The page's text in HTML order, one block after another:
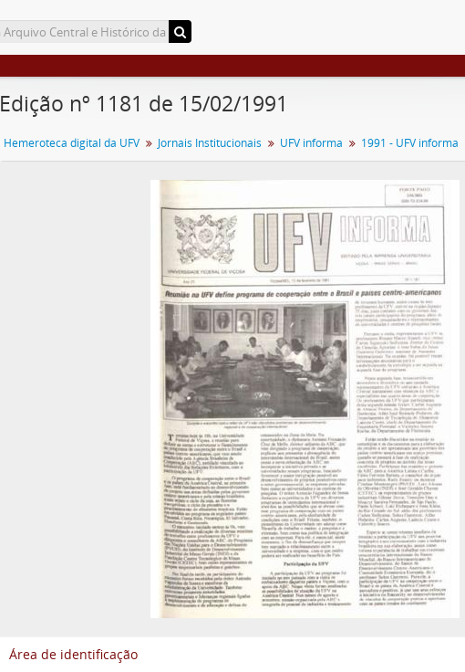
Edição nº 1181 de 15/02/1991
Hemeroteca digital da UFV Jornais Institucionais UFV informa 1991 - UFV informa
Área de identificação